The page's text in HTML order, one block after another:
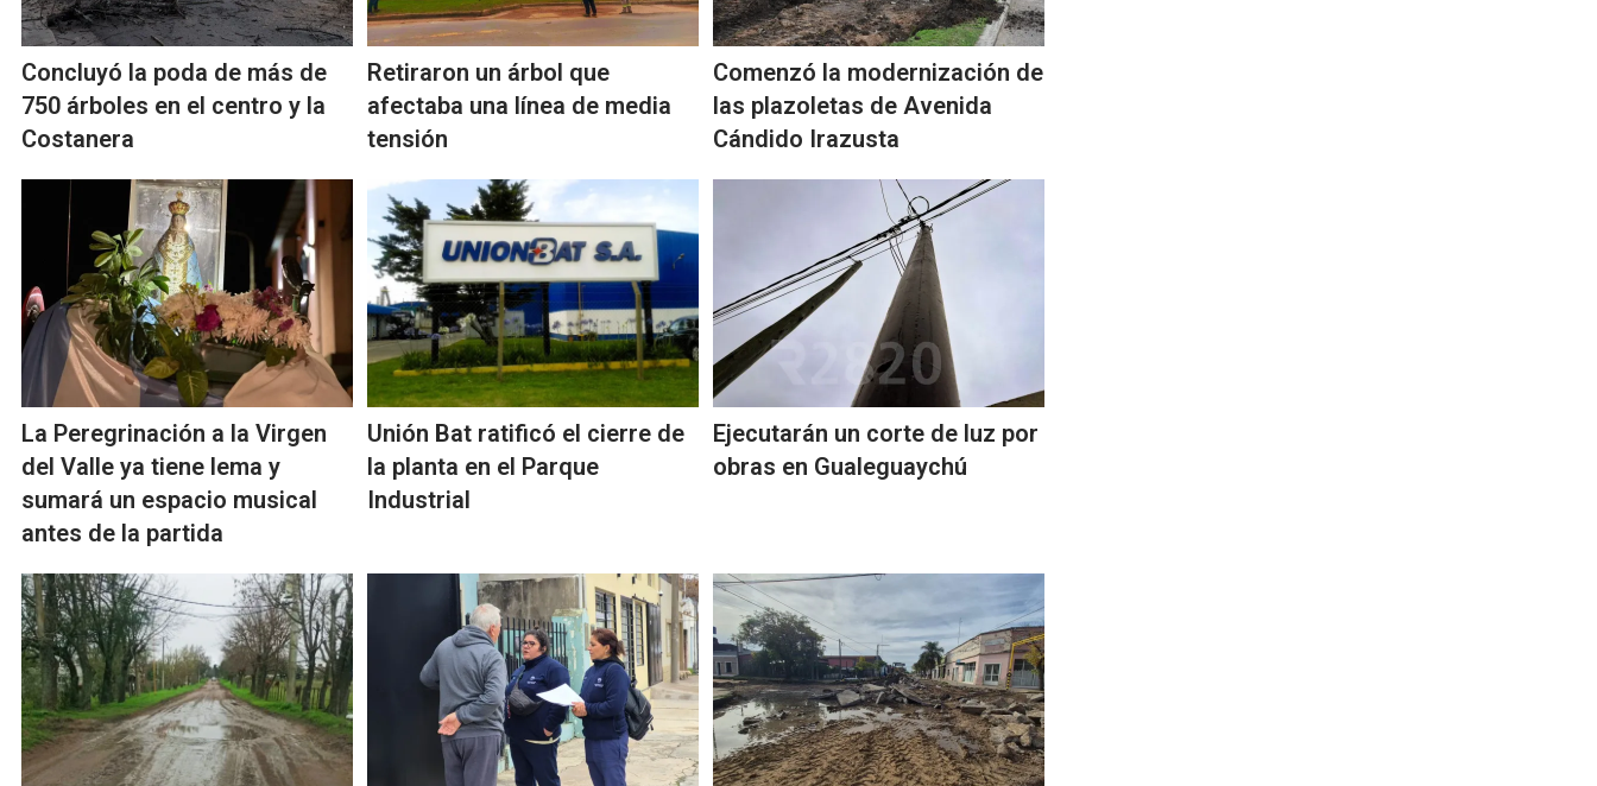
Concluyó la poda de más de
750 árboles en el centro y la
Costanera
Retiraron un árbol que
afectaba una línea de media
tensión
Comenzó la modernización de
las plazoletas de Avenida
Cándido Irazusta
La Peregrinación a la Virgen
del Valle ya tiene lema y
sumará un espacio musical
antes de la partida
Unión Bat ratificó el cierre de
la planta en el Parque
Industrial
Ejecutarán un corte de luz por
obras en Gualeguaychú